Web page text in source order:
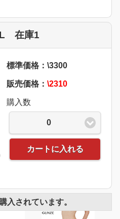
在庫1
標準価格：\3300
販売価格： \2310
購入数
0
カートに入れる
入されています。